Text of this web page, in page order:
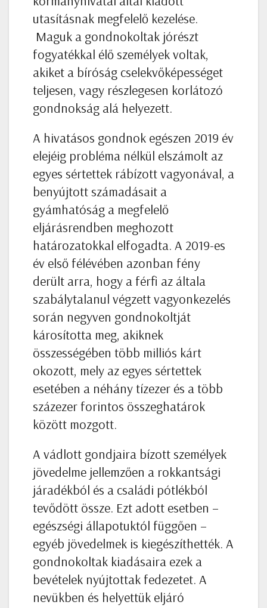
utasításnak megfelelő kezelése.
Maguk a gondnokoltak jórészt
fogyatékkal élő személyek voltak,
akiket a bíróság cselekvőképességet
teljesen, vagy részlegesen korlátozó
gondnokság alá helyezett.
A hivatásos gondnok egészen 2019 év
elejéig probléma nélkül elszámolt az
egyes sértettek rábízott vagyonával, a
benyújtott számadásait a
gyámhatóság a megfelelő
eljárásrendben meghozott
határozatokkal elfogadta. A 2019-es
év első félévében azonban fény
derült arra, hogy a férfi az általa
szabálytalanul végzett vagyonkezelés
során negyven gondnokoltját
károsította meg, akiknek
összességében több milliós kárt
okozott, mely az egyes sértettek
esetében a néhány tízezer és a több
százezer forintos összeghatárok
között mozgott.
A vádlott gondjaira bízott személyek
jövedelme jellemzően a rokkantsági
járadékból és a családi pótlékból
tevődött össze. Ezt adott esetben –
egészségi állapotuktól függően –
egyéb jövedelmek is kiegészíthették. A
gondnokoltak kiadásaira ezek a
bevételek nyújtottak fedezetet. A
nevükben és helyettük eljáró